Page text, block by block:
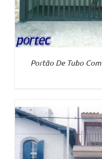
Portão De Tubo